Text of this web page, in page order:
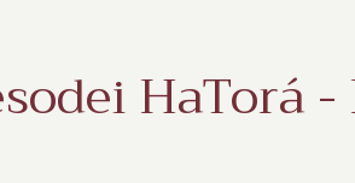
HaTorá -